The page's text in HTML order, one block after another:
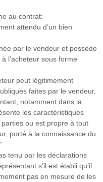
au contrat:
attendu d’un bien
par le vendeur et possède
l’acheteur sous forme
peut légitimement
faites par le vendeur,
notamment dans la
les caractéristiques
ou est propre à tout
porté à la connaissance du
tenu par les déclarations
s’il est établi qu’il
pas en mesure de les